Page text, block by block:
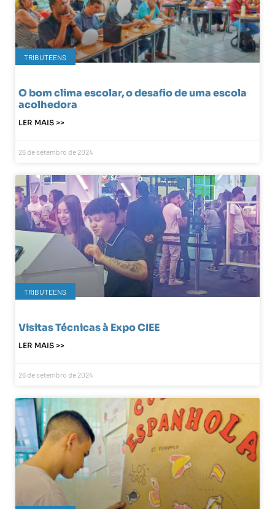
TRIBUTEENS
O bom clima escolar, o desafio de uma escola
acolhedora
LER MAIS >>
26 de setembro de 2024
TRIBUTEENS
Visitas Técnicas à Expo CIEE
LER MAIS >>
26 de setembro de 2024